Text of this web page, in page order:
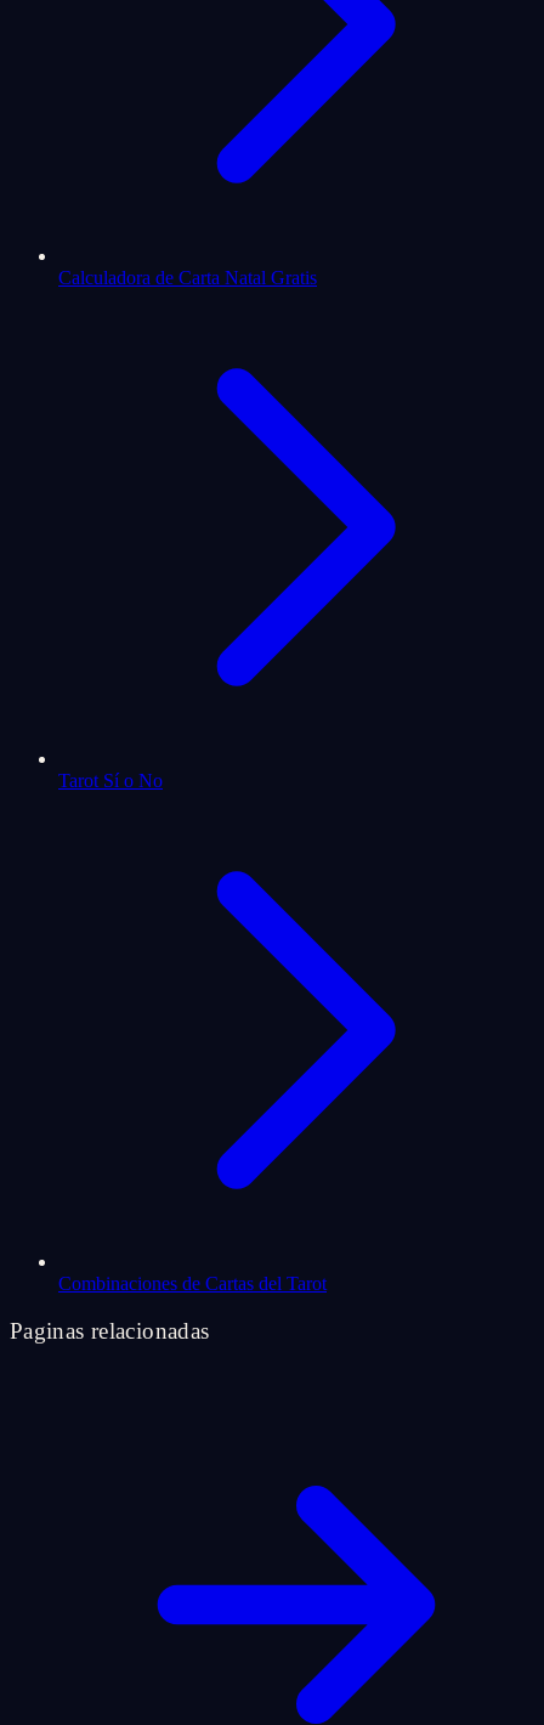
Calculadora de Carta Natal Gratis
Tarot Sí o No
Combinaciones de Cartas del Tarot
Paginas relacionadas